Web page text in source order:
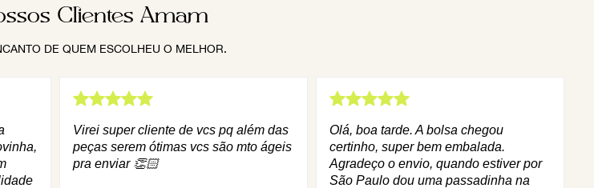
Clientes Amam
DE QUEM ESCOLHEU O MELHOR.
Virei super cliente de vcs pq além das
peças serem ótimas vcs são mto ágeis
pra enviar 👏🏻
Olá, boa tarde. A bolsa chegou
certinho, super bem embalada.
Agradeço o envio, quando estiver por
São Paulo dou uma passadinha na